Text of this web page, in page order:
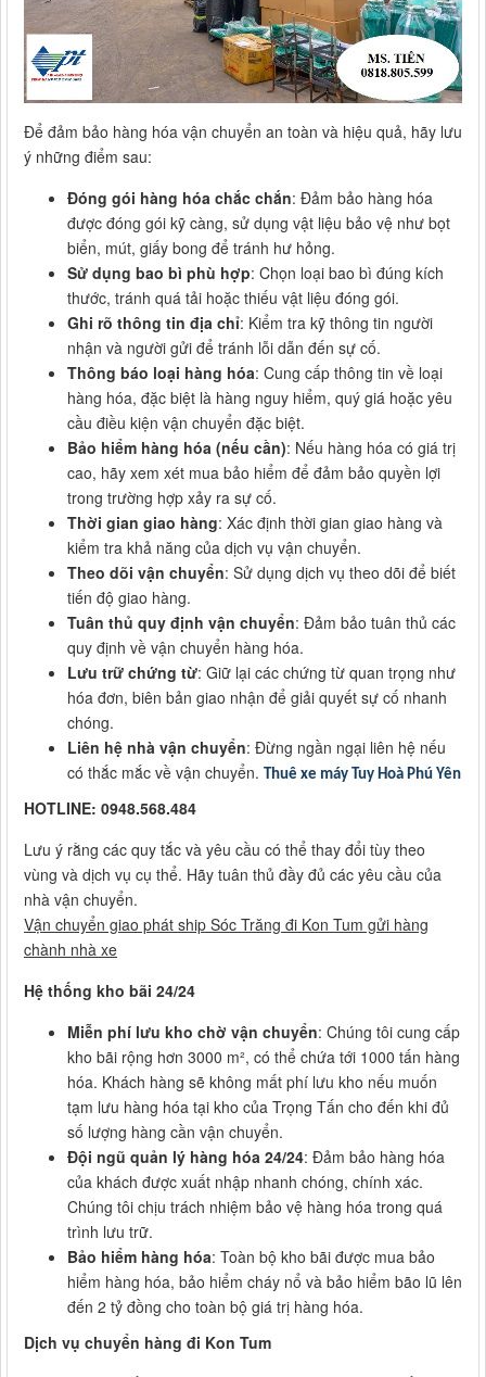
Để đảm bảo hàng hóa vận chuyển an toàn và hiệu quả, hãy lưu
ý những điểm sau:
Đóng gói hàng hóa chắc chắn: Đảm bảo hàng hóa
được đóng gói kỹ càng, sử dụng vật liệu bảo vệ như bọt
biển, mút, giấy bong để tránh hư hỏng.
Sử dụng bao bì phù hợp: Chọn loại bao bì đúng kích
thước, tránh quá tải hoặc thiếu vật liệu đóng gói.
Ghi rõ thông tin địa chỉ: Kiểm tra kỹ thông tin người
nhận và người gửi để tránh lỗi dẫn đến sự cố.
Thông báo loại hàng hóa: Cung cấp thông tin về loại
hàng hóa, đặc biệt là hàng nguy hiểm, quý giá hoặc yêu
cầu điều kiện vận chuyển đặc biệt.
Bảo hiểm hàng hóa (nếu cần): Nếu hàng hóa có giá trị
cao, hãy xem xét mua bảo hiểm để đảm bảo quyền lợi
trong trường hợp xảy ra sự cố.
Thời gian giao hàng: Xác định thời gian giao hàng và
kiểm tra khả năng của dịch vụ vận chuyển.
Theo dõi vận chuyển: Sử dụng dịch vụ theo dõi để biết
tiến độ giao hàng.
Tuân thủ quy định vận chuyển: Đảm bảo tuân thủ các
quy định về vận chuyển hàng hóa.
Lưu trữ chứng từ: Giữ lại các chứng từ quan trọng như
hóa đơn, biên bản giao nhận để giải quyết sự cố nhanh
chóng.
Liên hệ nhà vận chuyển: Đừng ngần ngại liên hệ nếu
có thắc mắc về vận chuyển. Thuê xe máy Tuy Hoà Phú Yên
HOTLINE: 0948.568.484
Lưu ý rằng các quy tắc và yêu cầu có thể thay đổi tùy theo
vùng và dịch vụ cụ thể. Hãy tuân thủ đầy đủ các yêu cầu của
nhà vận chuyển.
Vận chuyển giao phát ship Sóc Trăng đi Kon Tum gửi hàng
chành nhà xe
Hệ thống kho bãi 24/24
Miễn phí lưu kho chờ vận chuyển: Chúng tôi cung cấp
kho bãi rộng hơn 3000 m², có thể chứa tới 1000 tấn hàng
hóa. Khách hàng sẽ không mất phí lưu kho nếu muốn
tạm lưu hàng hóa tại kho của Trọng Tấn cho đến khi đủ
số lượng hàng cần vận chuyển.
Đội ngũ quản lý hàng hóa 24/24: Đảm bảo hàng hóa
của khách được xuất nhập nhanh chóng, chính xác.
Chúng tôi chịu trách nhiệm bảo vệ hàng hóa trong quá
trình lưu trữ.
Bảo hiểm hàng hóa: Toàn bộ kho bãi được mua bảo
hiểm hàng hóa, bảo hiểm cháy nổ và bảo hiểm bão lũ lên
đến 2 tỷ đồng cho toàn bộ giá trị hàng hóa.
Dịch vụ chuyển hàng đi Kon Tum